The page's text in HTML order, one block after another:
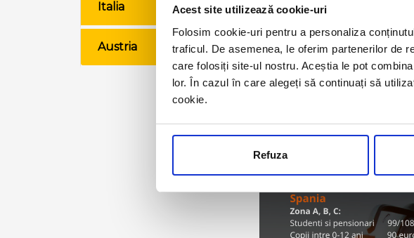
Acest site utilizează cookie-uri
Folosim cookie-uri pentru a personaliza
traficul. De asemenea, le oferim partenerilor de
care folosiți site-ul nostru. Aceștia le pot
lor. În cazul în care alegeți să continuați să
cookie.
Refuza
Italia VEZI TARIFE SI DESTINATII
Austria VEZI TARIFE SI